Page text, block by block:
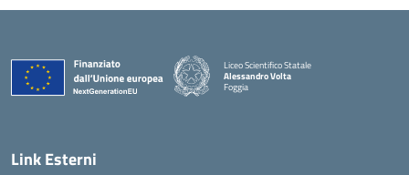
Liceo Scientifico Statale
Alessandro Volta
Foggia
— Visita la pagina iniziale della scuola
Link Esterni